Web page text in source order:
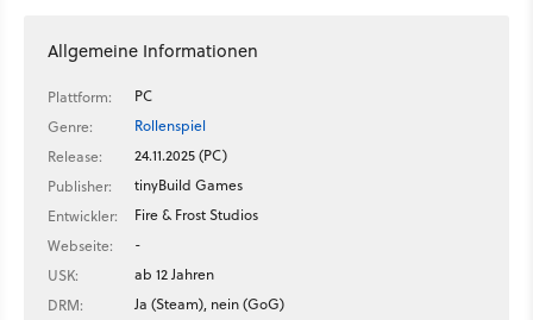
Allgemeine Informationen
Plattform:
PC
Genre:
Rollenspiel
Release:
24.11.2025 (PC)
Publisher:
tinyBuild Games
Entwickler:
Fire & Frost Studios
Webseite:
-
USK:
ab 12 Jahren
DRM:
Ja (Steam), nein (GoG)